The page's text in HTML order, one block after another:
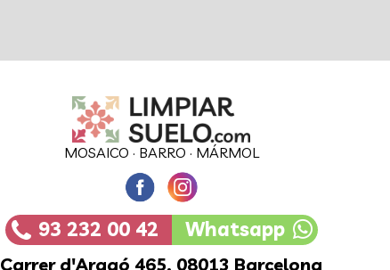
MOSAICO · BARRO · MÁRMOL
93 232 00 42 Whatsapp
Carrer d'Aragó 465, 08013 Barcelona